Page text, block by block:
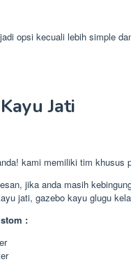
opsi kecuali lebih simple
Jati
kami memiliki tim
jika anda masih
jati, gazebo kayu glugu
: